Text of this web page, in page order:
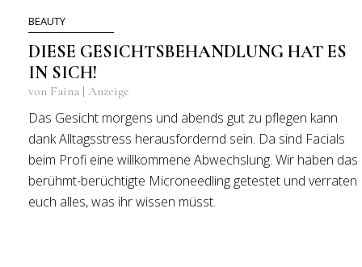
BEAUTY
DIESE GESICHTSBEHANDLUNG HAT ES
IN SICH!
von Faina | Anzeige
Das Gesicht morgens und abends gut zu pflegen kann
dank Alltagsstress herausfordernd sein. Da sind Facials
beim Profi eine willkommene Abwechslung. Wir haben das
berühmt-berüchtigte Microneedling getestet und verraten
euch alles, was ihr wissen müsst.